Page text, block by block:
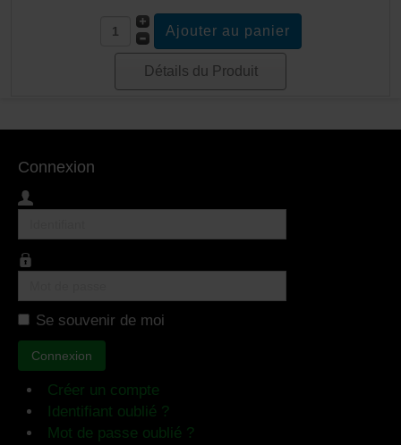
Détails du Produit
Connexion
de
passeSe souvenir de moi
Connexion
Créer un compte
Identifiant oublié ?
Mot de passe oublié ?